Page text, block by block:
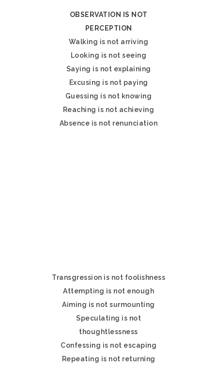
OBSERVATION IS NOT
PERCEPTION
Walking is not arriving
Looking is not seeing
Saying is not explaining
Excusing is not paying
Guessing is not knowing
Reaching is not achieving
Absence is not renunciation
Transgression is not foolishness
Attempting is not enough
Aiming is not surmounting
Speculating is not
thoughtlessness
Confessing is not escaping
Repeating is not returning